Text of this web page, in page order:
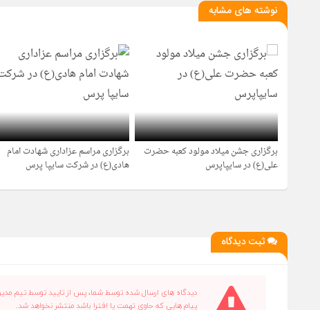
نوشته های مشابه
1 سال قبل
برگزاری جشن میلاد مولود کعبه حضرت
علی(ع) در سایپاپرس
1 سال قبل
برگزاری مراسم عزاداری شهادت امام
هادی(ع) در شرکت سایپا پرس
ثبت دیدگاه
دیدگاه های ارسال شده توسط شما، پس از تایید توسط تیم
پیام هایی که حاوی تهمت یا افترا باشد منتشر نخواهد شد.